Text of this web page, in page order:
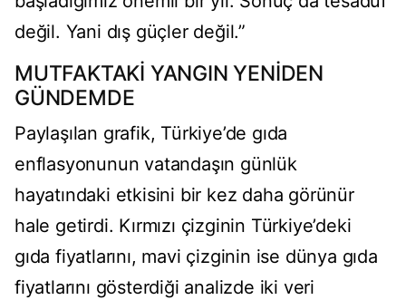
değil. Yani dış güçler değil.”
MUTFAKTAKİ YANGIN YENİDEN
GÜNDEMDE
Paylaşılan grafik, Türkiye’de gıda
enflasyonunun vatandaşın günlük
hayatındaki etkisini bir kez daha görünür
hale getirdi. Kırmızı çizginin Türkiye’deki
gıda fiyatlarını, mavi çizginin ise dünya gıda
fiyatlarını gösterdiği analizde iki veri